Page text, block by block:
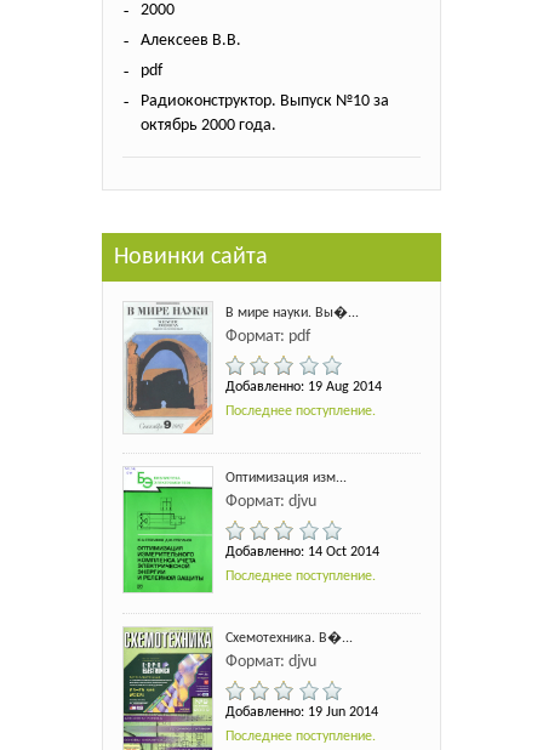
2000
Алексеев В.В.
pdf
Радиоконструктор. Выпуск №10 за
октябрь 2000 года.
Новинки сайта
В мире науки. Вы�...
Формат: pdf
Добавленно: 19 Aug 2014
Последнее поступление.
Оптимизация изм...
Формат: djvu
Добавленно: 14 Oct 2014
Последнее поступление.
Схемотехника. В�...
Формат: djvu
Добавленно: 19 Jun 2014
Последнее поступление.